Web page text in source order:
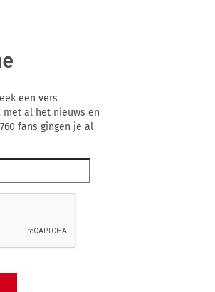
een vers
met al het nieuws en
fans gingen je al